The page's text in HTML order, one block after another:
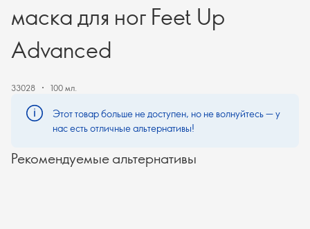
маска для ног Feet Up
Advanced
33028 100 мл.
Этот товар больше не доступен, но не волнуйтесь — у
нас есть отличные альтернативы!
Рекомендуемые альтернативы